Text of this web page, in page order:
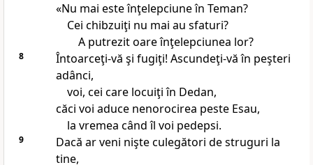
«Nu mai este înţelepciune în Teman?
Cei chibzuiţi nu mai au sfaturi?
A putrezit oare înţelepciunea lor?
8
Întoarceţi-vă şi fugiţi! Ascundeţi-vă în peşteri
adânci,
voi, cei care locuiţi în Dedan,
căci voi aduce nenorocirea peste Esau,
la vremea când îl voi pedepsi.
9
Dacă ar veni nişte culegători de struguri la
tine,